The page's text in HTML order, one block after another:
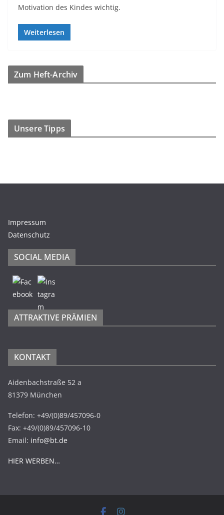
Motivation des Kindes wichtig.
Weiterlesen
Zum Heft-Archiv
Unsere Tipps
Impressum
Datenschutz
SOCIAL MEDIA
ATTRAKTIVE PRÄMIEN
KONTAKT
Aidenbachstraße 52 a
81379 München
Telefon: +49/(0)89/457096-0
Fax: +49/(0)89/457096-10
Email: info@bt.de
HIER WERBEN…